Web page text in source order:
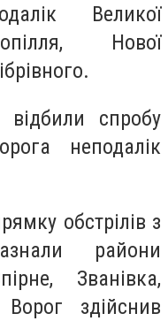
Великої
Нової
спробу
неподалік
обстрілів з
райони
Званівка,
здійснив